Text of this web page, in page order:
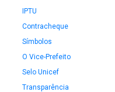
IPTU
Contracheque
Símbolos
O Vice-Prefeito
Selo Unicef
Transparência